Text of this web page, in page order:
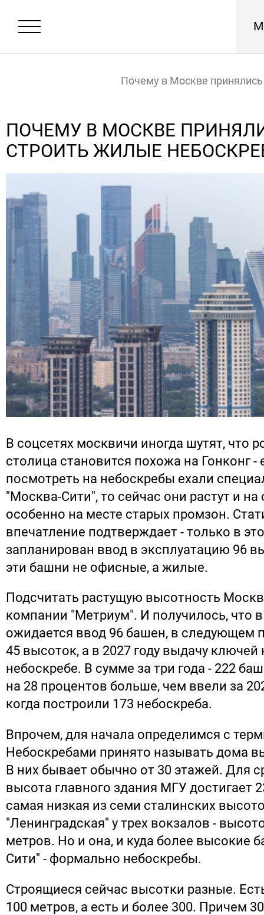
Почему в Москве принялись
ПОЧЕМУ В МОСКВЕ
СТРОИТЬ ЖИЛЫЕ
В соцсетях москвичи иногда шутят, что
столица становится похожа на Гонконг -
посмотреть на небоскребы ехали
"Москва-Сити", то сейчас они растут и на
особенно на месте старых промзон.
впечатление подтверждает - только в
запланирован ввод в эксплуатацию 96
эти башни не офисные, а жилые.
Подсчитать растущую высотность
компании "Метриум". И получилось, что в
ожидается ввод 96 башен, в следующем
45 высоток, а в 2027 году выдачу ключей
небоскребе. В сумме за три года - 222
на 28 процентов больше, чем ввели за
когда построили 173 небоскреба.
Впрочем, для начала определимся с
Небоскребами принято называть дома
В них бывает обычно от 30 этажей. Для
высота главного здания МГУ достигает
самая низкая из семи сталинских
"Ленинградская" у трех вокзалов -
метров. Но и она, и куда более высокие
Сити" - формально небоскребы.
Строящиеся сейчас высотки разные.
100 метров, а есть и более 300. Причем